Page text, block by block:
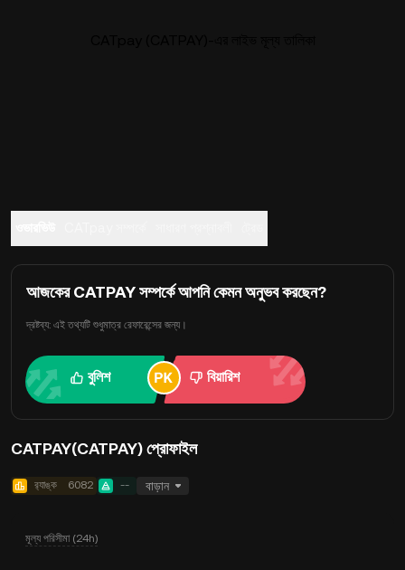
আজকের CATPAY সম্পর্কে আপনি কেমন অনুভব করছেন?
দ্রষ্টব্য: এই তথ্যটি শুধুমাত্র রেফারেন্সের জন্য।
বুলিশ বিয়ারিশ
CATPAY(CATPAY) প্রোফাইল
র‍্যাঙ্ক 6082 -- বাড়ান
মূল্য পরিসীমা (24h)